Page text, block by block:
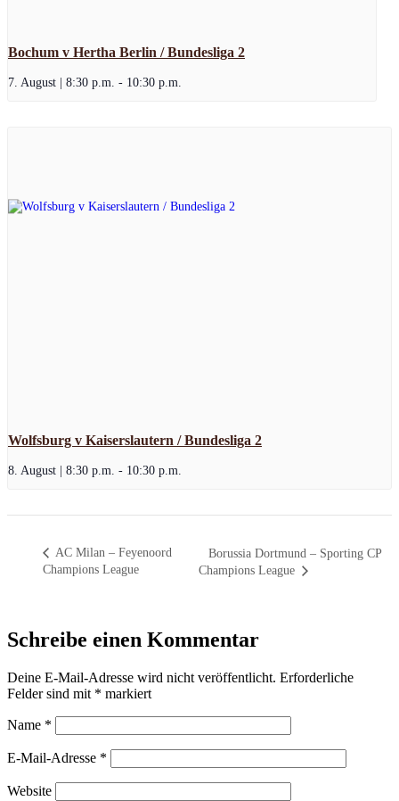
Bochum v Hertha Berlin / Bundesliga 2
7. August | 8:30 p.m. - 10:30 p.m.
Wolfsburg v Kaiserslautern / Bundesliga 2
8. August | 8:30 p.m. - 10:30 p.m.
AC Milan – Feyenoord
Champions League
Borussia Dortmund – Sporting CP
Champions League
Schreibe einen Kommentar
Deine E-Mail-Adresse wird nicht veröffentlicht. Erforderliche
Felder sind mit * markiert
Name *
E-Mail-Adresse *
Website